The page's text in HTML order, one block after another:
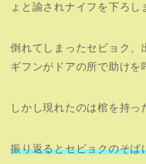
ょと諭されナイフを下ろし
倒れてしまったセビョク、
ギフンがドアの所で助けを
しかし現れたのは棺を持っ
振り返るとセビョクのそ